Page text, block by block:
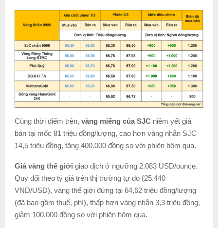
Cùng thời điểm trên, vàng miếng của SJC niêm yết giá
bán tại mốc 81 triệu đồng/lượng, cao hơn vàng nhẫn SJC
14,5 triệu đồng, tăng 400.000 đồng so với phiên hôm qua.
Giá vàng thế giới giao dịch ở ngưỡng 2.083 USD/ounce.
Quy đổi theo tỷ giá trên thị trường tự do (25.440
VND/USD), vàng thế giới đứng tại 64,62 triệu đồng/lượng
(đã bao gồm thuế, phí), thấp hơn vàng nhẫn 3,3 triệu đồng,
giảm 100.000 đồng so với phiên hôm qua.